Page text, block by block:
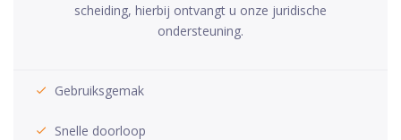
scheiding, hierbij ontvangt u onze juridische
ondersteuning.
Gebruiksgemak
Snelle doorloop